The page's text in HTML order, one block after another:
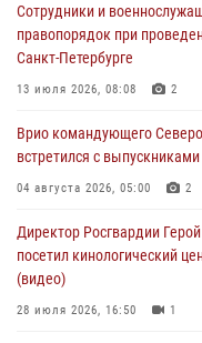
ветераны военной
Кузнецова
07 августа 2026, 12:00
Смольного собора в Санкт-
07 августа 2026, 11:34
взрывобезопасности
Сотрудники и
правопорядок при
Санкт-Петербурге
13 июля 2026, 08:08 2
Врио командующего
встретился с
04 августа 2026, 05:00 2
Директор Росгвардии
посетил кинологический
(видео)
28 июля 2026, 16:50 1